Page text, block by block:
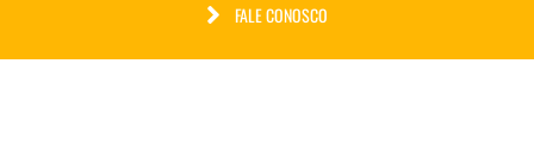
FALE CONOSCO